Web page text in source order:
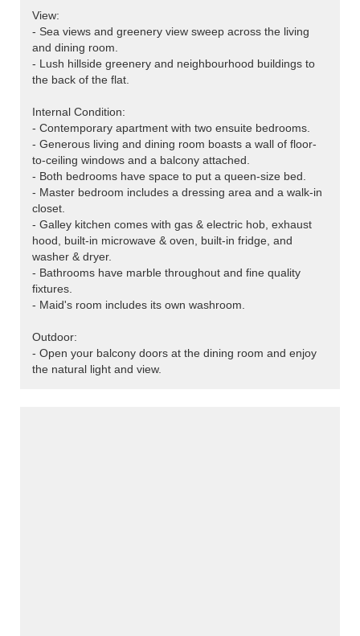
View:
- Sea views and greenery view sweep across the living
and dining room.
- Lush hillside greenery and neighbourhood buildings to
the back of the flat.
Internal Condition:
- Contemporary apartment with two ensuite bedrooms.
- Generous living and dining room boasts a wall of floor-
to-ceiling windows and a balcony attached.
- Both bedrooms have space to put a queen-size bed.
- Master bedroom includes a dressing area and a walk-in
closet.
- Galley kitchen comes with gas & electric hob, exhaust
hood, built-in microwave & oven, built-in fridge, and
washer & dryer.
- Bathrooms have marble throughout and fine quality
fixtures.
- Maid's room includes its own washroom.
Outdoor:
- Open your balcony doors at the dining room and enjoy
the natural light and view.